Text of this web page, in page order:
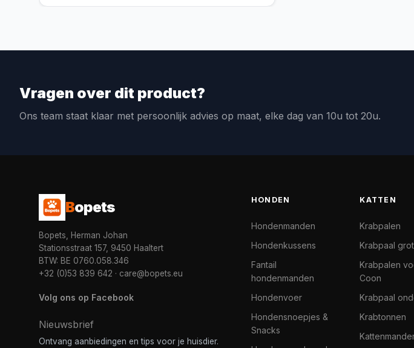
Vragen over dit product?
Ons team staat klaar met persoonlijk advies op maat, elke dag van 10u tot 20u.
Bopets
Bopets, Herman Johan
Stationsstraat 157, 9450 Haaltert
BTW: BE 0760.058.346
+32 (0)53 839 642 · care@bopets.eu
Volg ons op Facebook
Nieuwsbrief
Ontvang aanbiedingen en tips voor je huisdier.
HONDEN
Hondenmanden
Hondenkussens
Fantail
hondenmanden
Hondenvoer
Hondensnoepjes &
Snacks
KATTEN
Krabpalen
Krabpaal
Krabpalen
Coon
Krabpaal
Krabtonnen